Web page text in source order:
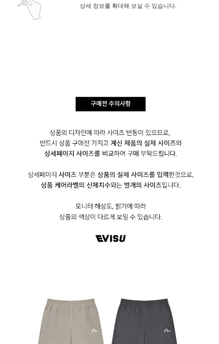
상세 정보를 확대해 보실 수 있습니다.